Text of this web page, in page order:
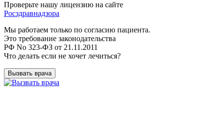
Проверьте нашу лицензию на сайте
Росздравнадзора
Мы работаем только по согласию пациента.
Это требование законодательства
РФ No 323-ФЗ от 21.11.2011
Что делать если не хочет лечиться?
Вызвать врача